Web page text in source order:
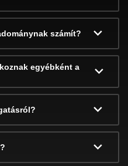
számít?
egyébként a